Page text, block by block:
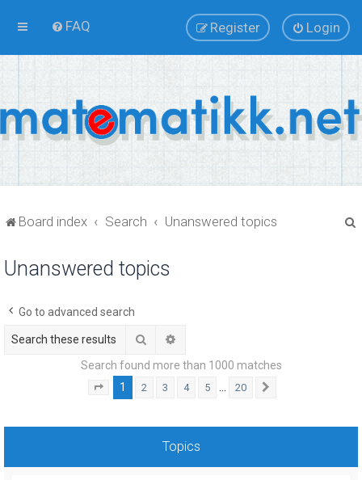
FAQ Login
Register
Board index Search Unanswered topics
Unanswered topics
Go to advanced search
Search
Search found more than 1000 matches
Page of 20
1 2 3 4 5 20
Topics